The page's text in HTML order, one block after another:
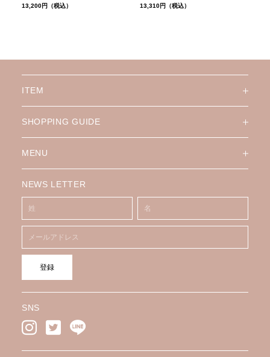
13,200円（税込）
13,310円（税込）
ITEM
SHOPPING GUIDE
MENU
NEWS LETTER
登録
SNS